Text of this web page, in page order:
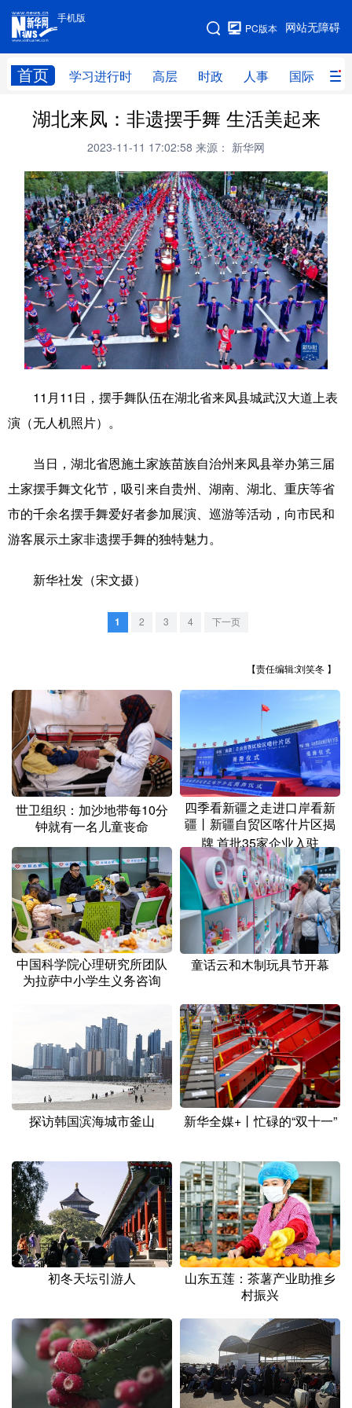
手机版
网站无障碍
PC版本
首页 学习进行时 高层 时政 人事 国际 财
手机版
网站地图
学习进行时 高层 时政 人事
财经 网评
台湾 思客智库 全球连线 教育
科技 科创 量子 体育
文化 书画 健康 军事
访谈 视频 图片 政务
法律 中央文件 金融 汽车
食品 信息化 数字经济
城市
公益 一带一路 亚太网 上市公司
文化产业
地方频道
江西
山东 河南
广东 广西 海南 重庆
四川 贵州 云南 西藏
陕西 甘肃 青海 宁夏
黑龙江
多语种频道
English Español Français عربى
Русский язык 日本語 한국어
湖北来凤：非遗摆手舞 生活美起来
2023-11-11 17:02:58 来源： 新华网
11月11日，摆手舞队伍在湖北省来凤县城武汉大道上表
演（无人机照片）。
当日，湖北省恩施土家族苗族自治州来凤县举办第三届
土家摆手舞文化节，吸引来自贵州、湖南、湖北、重庆等省
市的千余名摆手舞爱好者参加展演、巡游等活动，向市民和
游客展示土家非遗摆手舞的独特魅力。
新华社发（宋文摄）
1 2 3 4 下一页
【责任编辑:刘笑冬 】
世卫组织：加沙地带每10分
钟就有一名儿童丧命
四季看新疆之走进口岸看新
疆丨新疆自贸区喀什片区揭
牌 首批35家企业入驻
中国科学院心理研究所团队
为拉萨中小学生义务咨询
童话云和木制玩具节开幕
探访韩国滨海城市釜山 新华全媒+丨忙碌的“双十一”
初冬天坛引游人
山东五莲：茶薯产业助推乡
村振兴